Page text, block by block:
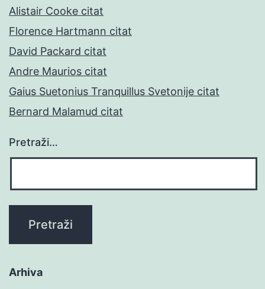
Alistair Cooke citat
Florence Hartmann citat
David Packard citat
Andre Maurios citat
Gaius Suetonius Tranquillus Svetonije citat
Bernard Malamud citat
Pretraži…
Arhiva